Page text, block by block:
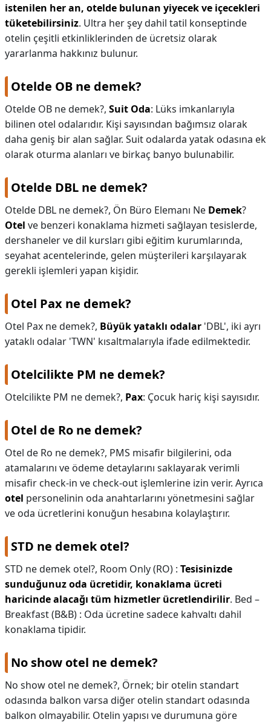
istenilen her an, otelde bulunan yiyecek ve içecekleri
tüketebilirsiniz. Ultra her şey dahil tatil konseptinde
otelin çeşitli etkinliklerinden de ücretsiz olarak
yararlanma hakkınız bulunur.
Otelde OB ne demek?
Otelde OB ne demek?, Suit Oda: Lüks imkanlarıyla
bilinen otel odalarıdır. Kişi sayısından bağımsız olarak
daha geniş bir alan sağlar. Suit odalarda yatak odasına ek
olarak oturma alanları ve birkaç banyo bulunabilir.
Otelde DBL ne demek?
Otelde DBL ne demek?, Ön Büro Elemanı Ne Demek?
Otel ve benzeri konaklama hizmeti sağlayan tesislerde,
dershaneler ve dil kursları gibi eğitim kurumlarında,
seyahat acentelerinde, gelen müşterileri karşılayarak
gerekli işlemleri yapan kişidir.
Otel Pax ne demek?
Otel Pax ne demek?, Büyük yataklı odalar 'DBL', iki ayrı
yataklı odalar 'TWN' kısaltmalarıyla ifade edilmektedir.
Otelcilikte PM ne demek?
Otelcilikte PM ne demek?, Pax: Çocuk hariç kişi sayısıdır.
Otel de Ro ne demek?
Otel de Ro ne demek?, PMS misafir bilgilerini, oda
atamalarını ve ödeme detaylarını saklayarak verimli
misafir check-in ve check-out işlemlerine izin verir. Ayrıca
otel personelinin oda anahtarlarını yönetmesini sağlar
ve oda ücretlerini konuğun hesabına kolaylaştırır.
STD ne demek otel?
STD ne demek otel?, Room Only (RO) : Tesisinizde
sunduğunuz oda ücretidir, konaklama ücreti
haricinde alacağı tüm hizmetler ücretlendirilir. Bed –
Breakfast (B&B) : Oda ücretine sadece kahvaltı dahil
konaklama tipidir.
No show otel ne demek?
No show otel ne demek?, Örnek; bir otelin standart
odasında balkon varsa diğer otelin standart odasında
balkon olmayabilir. Otelin yapısı ve durumuna göre